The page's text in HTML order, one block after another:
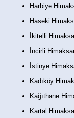
Harbiye
Haseki
İkitelli
İncirli
İstinye
Kadıköy
Kağıthane
Kartal